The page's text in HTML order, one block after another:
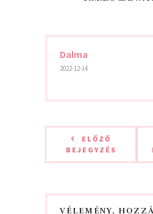
Dalma
2022-12-14
ELŐZŐ
BEJEGYZÉS
VÉLEMÉNY,